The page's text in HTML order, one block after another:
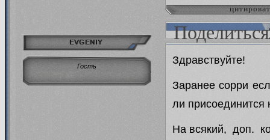
Поделиться
EVGENIY
Гость Здравствуйте!
Заранее сорри
ли присоединится
На всякий, доп.